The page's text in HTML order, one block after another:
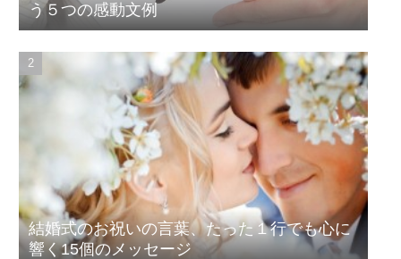
う５つの感動文例
結婚式のお祝いの言葉、たった１行でも心に
響く15個のメッセージ